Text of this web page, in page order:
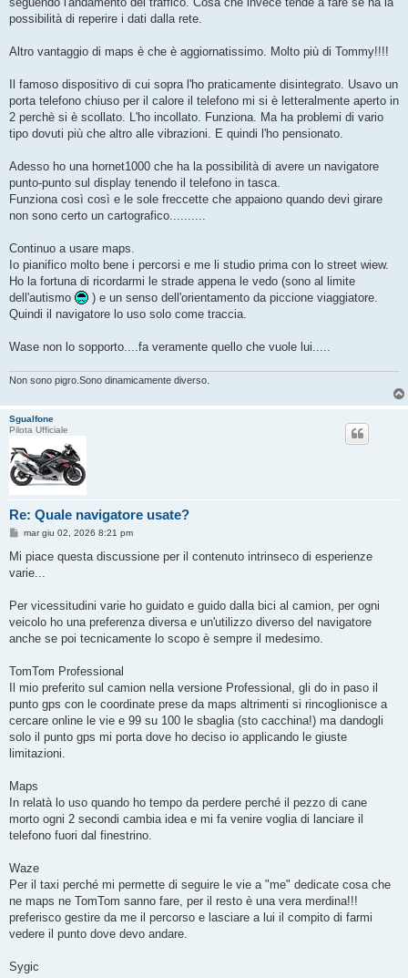
possibilità di reperire i dati dalla rete.
Altro vantaggio di maps è che è aggiornatissimo. Molto più di Tommy!!!!
Il famoso dispositivo di cui sopra l'ho praticamente disintegrato. Usavo un
porta telefono chiuso per il calore il telefono mi si è letteralmente aperto in
2 perchè si è scollato. L'ho incollato. Funziona. Ma ha problemi di vario
tipo dovuti più che altro alle vibrazioni. E quindi l'ho pensionato.
Adesso ho una hornet1000 che ha la possibilità di avere un navigatore
punto-punto sul display tenendo il telefono in tasca.
Funziona così così e le sole freccette che appaiono quando devi girare
non sono certo un cartografico..........
Continuo a usare maps.
Io pianifico molto bene i percorsi e me li studio prima con lo street wiew.
Ho la fortuna di ricordarmi le strade appena le vedo (sono al limite
dell'autismo
) e un senso dell'orientamento da piccione viaggiatore.
Quindi il navigatore lo uso solo come traccia.
Wase non lo sopporto....fa veramente quello che vuole lui.....
Non sono pigro.Sono dinamicamente diverso.
Sgualfone
Pilota Ufficiale
Re: Quale navigatore usate?
M
s
a
i
o
mar giu 02, 2026 8:21 pm
Mi piace questa discussione per il contenuto intrinseco di esperienze
varie...
Per vicessitudini varie ho guidato e guido dalla bici al camion, per ogni
veicolo ho una preferenza diversa e un'utilizzo diverso del navigatore
anche se poi tecnicamente lo scopo è sempre il medesimo.
TomTom Professional
Il mio preferito sul camion nella versione Professional, gli do in paso il
punto gps con le coordinate prese da maps altrimenti si rincoglionisce a
cercare online le vie e 99 su 100 le sbaglia (sto cacchina!) ma dandogli
solo il punto gps mi porta dove ho deciso io applicando le giuste
limitazioni.
Maps
In relatà lo uso quando ho tempo da perdere perché il pezzo di cane
morto ogni 2 secondi cambia idea e mi fa venire voglia di lanciare il
telefono fuori dal finestrino.
Waze
Per il taxi perché mi permette di seguire le vie a "me" dedicate cosa che
ne maps ne TomTom sanno fare, per il resto è una vera merdina!!!
preferisco gestire da me il percorso e lasciare a lui il compito di farmi
vedere il punto dove devo andare.
Sygic